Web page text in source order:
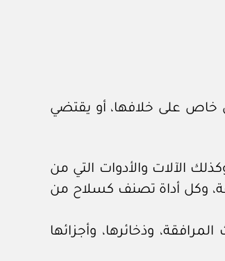
خاص على خلافها، أو يقتضي
الآلات والأدوات التي من
وكل أداة تصنف كسلاح من
وذخائرها، وأجزائها